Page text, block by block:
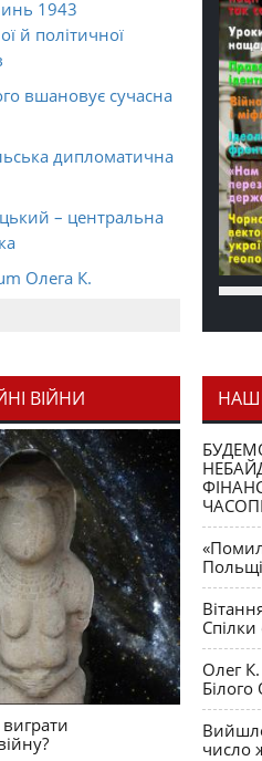
1943
й політичної
вшановує сучасна
дипломатична
– центральна
Олега К.
і синиця як
ВІЙНИ
Спілки
Олег
Білого
число